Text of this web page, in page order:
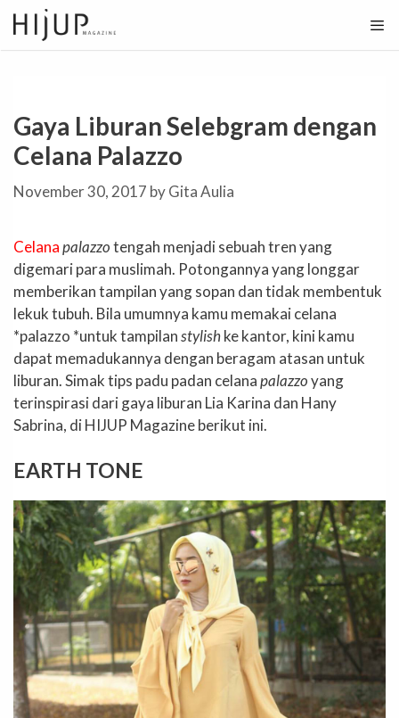
Skip
to
content
Gaya Liburan Selebgram dengan
Celana Palazzo
November 30, 2017 byGita Aulia
Celanapalazzotengah menjadi sebuah tren yang
digemari para muslimah. Potongannya yang longgar
memberikan tampilan yang sopan dan tidak membentuk
lekuk tubuh. Bila umumnya kamu memakai celana
*palazzo *untuk tampilanstylishke kantor, kini kamu
dapat memadukannya dengan beragam atasan untuk
liburan. Simak tips padu padan celanapalazzoyang
terinspirasi dari gaya liburan Lia Karina dan Hany
Sabrina, di HIJUP Magazine berikut ini.
EARTH TONE